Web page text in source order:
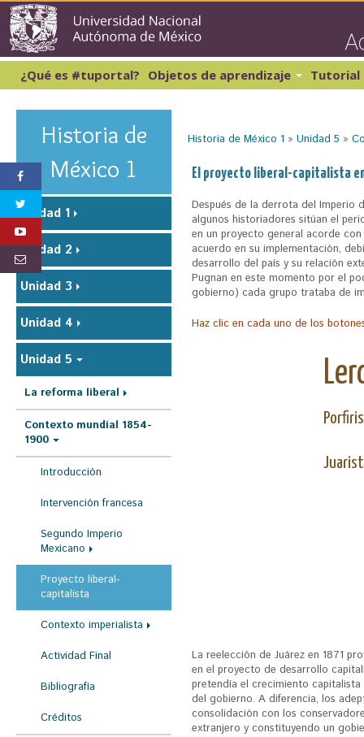
¿Qué es #tuportal? Objetos de aprendizaje
Lectura y Redacción 2
Lectura y Redacción 3
Lectura y Redacción 4
Inglés 1
Matemáticas 2
Tutorial
e
e
n
c
u
e
n
Historia de México 1 »Unidad 5 »
El proyecto liberal-capitalista
Después de la derrota del Imperio
algunos historiadores sitúan el
en un proyecto general acorde
acuerdo en su implementación,
desarrollo del país y su relación
Pugnan en este momento por el
gobierno) cada grupo trataba de
Haz clic en cada uno de los
La reelección de Juárez en 1871
en el proyecto de desarrollo
pretendía el crecimiento
del gobierno. A diferencia, los
consolidación con los
extranjero y constituyendo un
Historia de
México 1
Unidad 1
Unidad 2
Unidad 3
Unidad 4
Unidad 5
La reforma liberal
Contexto mundial 1854-
1900
Introducción
Intervención francesa
Segundo Imperio
Mexicano
Proyecto liberal-
capitalista
Contexto imperialista
Actividad Final
Bibliografía
Créditos